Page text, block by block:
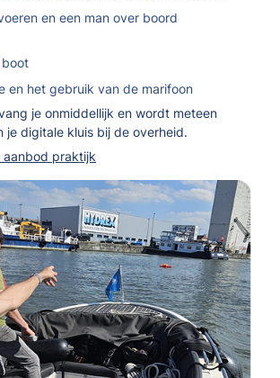
en een man over boord
boot
en het gebruik van de marifoon
je onmiddellijk en wordt meteen
je digitale kluis bij de overheid.
praktijk